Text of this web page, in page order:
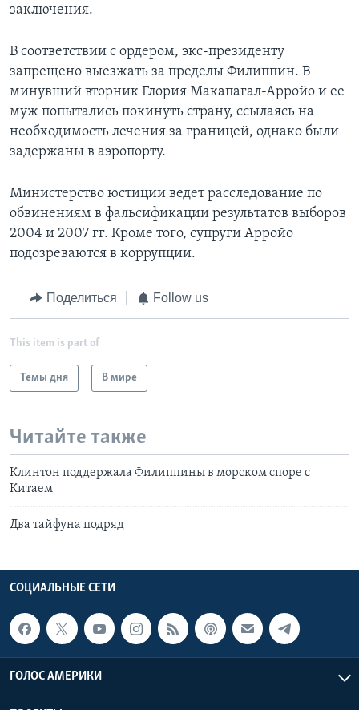
заключения.
В соответствии с ордером, экс-президенту
запрещено выезжать за пределы Филиппин. В
минувший вторник Глория Макапагал-Арройо и ее
муж попытались покинуть страну, ссылаясь на
необходимость лечения за границей, однако были
задержаны в аэропорту.
Министерство юстиции ведет расследование по
обвинениям в фальсификации результатов выборов
2004 и 2007 гг. Кроме того, супруги Арройо
подозреваются в коррупции.
Поделиться Follow us
This item is part of
Темы дня В мире
Читайте также
Клинтон поддержала Филиппины в морском споре с
Китаем
Два тайфуна подряд
СОЦИАЛЬНЫЕ СЕТИ
ГОЛОС АМЕРИКИ